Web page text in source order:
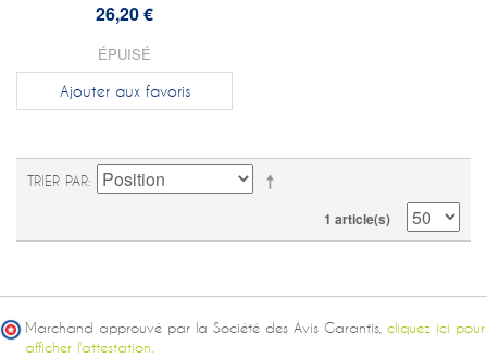
26,20 €
ÉPUISÉ
Ajouter aux favoris
TRIER PAR
1 article(s)
Marchand approuvé par la Société des Avis Garantis, cliquez ici pour
afficher l'attestation.